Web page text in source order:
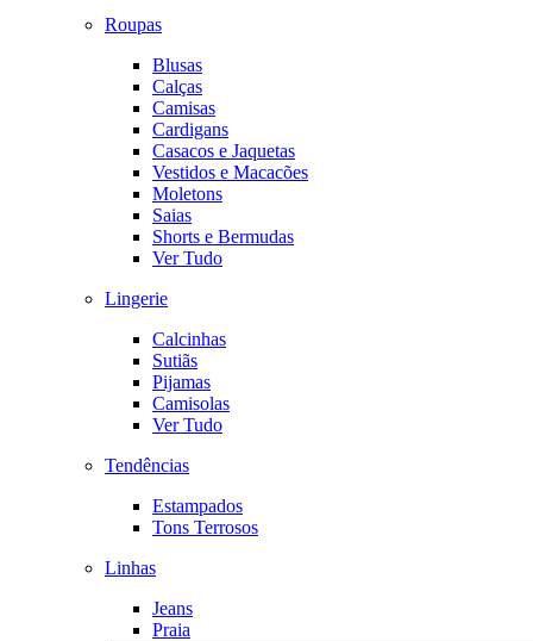
Roupas
Blusas
Calças
Camisas
Cardigans
Casacos e Jaquetas
Vestidos e Macacões
Moletons
Saias
Shorts e Bermudas
Ver Tudo
Lingerie
Calcinhas
Sutiãs
Pijamas
Camisolas
Ver Tudo
Tendências
Estampados
Tons Terrosos
Linhas
Jeans
Praia